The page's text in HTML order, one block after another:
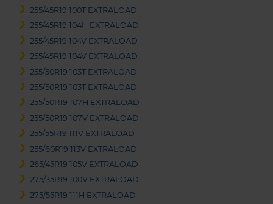
255/45R19 100T EXTRALOAD
255/45R19 104H EXTRALOAD
255/45R19 104V EXTRALOAD
255/45R19 104V EXTRALOAD
255/50R19 103T EXTRALOAD
255/50R19 103T EXTRALOAD
255/50R19 107H EXTRALOAD
255/50R19 107V EXTRALOAD
255/55R19 111V EXTRALOAD
255/60R19 113V EXTRALOAD
265/45R19 105V EXTRALOAD
275/35R19 100V EXTRALOAD
275/55R19 111H EXTRALOAD